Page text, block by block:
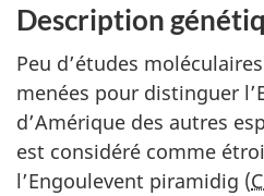
Description
Peu d’études
menées pour distinguer
d’Amérique des autres
est considéré comme
l’Engoulevent piramidig (